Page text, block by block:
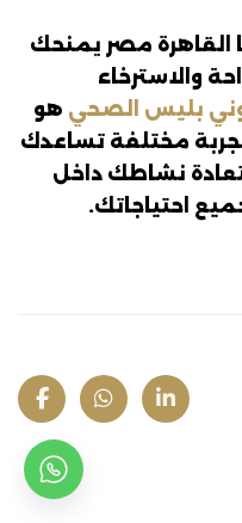
القاهرة مصر يمنحك
والاسترخاء
بليس الصحي هو
مختلفة تساعدك
نشاطك داخل
احتياجاتك.